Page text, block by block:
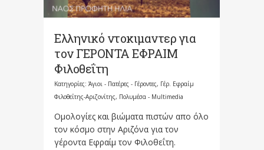
Ελληνικό ντοκιμαντερ για
τον ΓΕΡΟΝΤΑ ΕΦΡΑΙΜ
Φιλοθεΐτη
Κατηγορίες: Άγιοι - Πατέρες - Γέροντες, Γέρ. Εφραίμ
Φιλοθεΐτης-Αριζονίτης, Πολυμέσα - Multimedia
Ομολογίες και βιώματα πιστών απο όλο
τον κόσμο στην Αριζόνα για τον
γέροντα Εφραίμ τον Φιλοθεΐτη.